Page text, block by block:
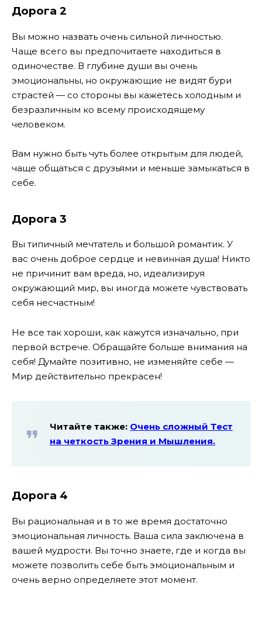
Дорога 2
Вы можно назвать очень сильной личностью.
Чаще всего вы предпочитаете находиться в
одиночестве. В глубине души вы очень
эмоциональны, но окружающие не видят бури
страстей — со стороны вы кажетесь холодным и
безразличным ко всему происходящему
человеком.
Вам нужно быть чуть более открытым для людей,
чаще общаться с друзьями и меньше замыкаться в
себе.
Дорога 3
Вы типичный мечтатель и большой романтик. У
вас очень доброе сердце и невинная душа! Никто
не причинит вам вреда, но, идеализируя
окружающий мир, вы иногда можете чувствовать
себя несчастным!
Не все так хороши, как кажутся изначально, при
первой встрече. Обращайте больше внимания на
себя! Думайте позитивно, не изменяйте себе —
Мир действительно прекрасен!
Читайте также: Очень сложный Тест
на четкость Зрения и Мышления.
Дорога 4
Вы рациональная и в то же время достаточно
эмоциональная личность. Ваша сила заключена в
вашей мудрости. Вы точно знаете, где и когда вы
можете позволить себе быть эмоциональным и
очень верно определяете этот момент.